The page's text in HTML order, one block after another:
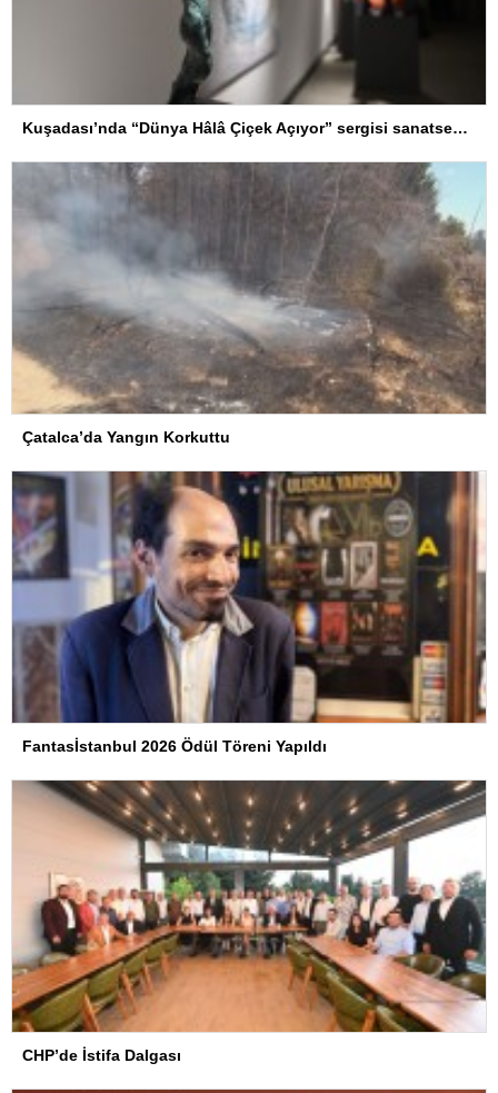
Kuşadası’nda “Dünya Hâlâ Çiçek Açıyor” sergisi sanatseverlerle buluşuyor
Çatalca’da Yangın Korkuttu
Fantasİstanbul 2026 Ödül Töreni Yapıldı
CHP’de İstifa Dalgası